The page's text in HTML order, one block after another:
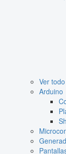
Ver
Arduino